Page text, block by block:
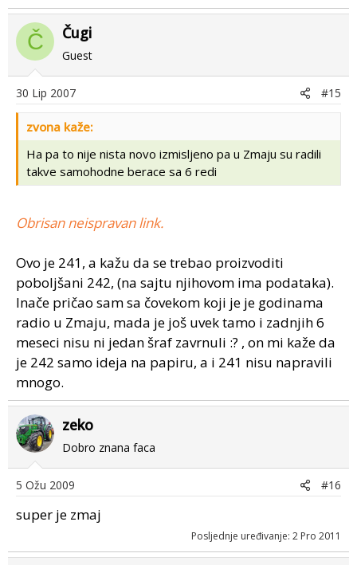
Č Čugi
Guest
30 Lip 2007 #15
zvona kaže:
Ha pa to nije nista novo izmisljeno pa u Zmaju su radili
takve samohodne berace sa 6 redi
Obrisan neispravan link.
Ovo je 241, a kažu da se trebao proizvoditi
poboljšani 242, (na sajtu njihovom ima podataka).
Inače pričao sam sa čovekom koji je je godinama
radio u Zmaju, mada je još uvek tamo i zadnjih 6
meseci nisu ni jedan šraf zavrnuli :? , on mi kaže da
je 242 samo ideja na papiru, a i 241 nisu napravili
mnogo.
zeko
Dobro znana faca
5 Ožu 2009 #16
super je zmaj
Posljednje uređivanje: 2 Pro 2011